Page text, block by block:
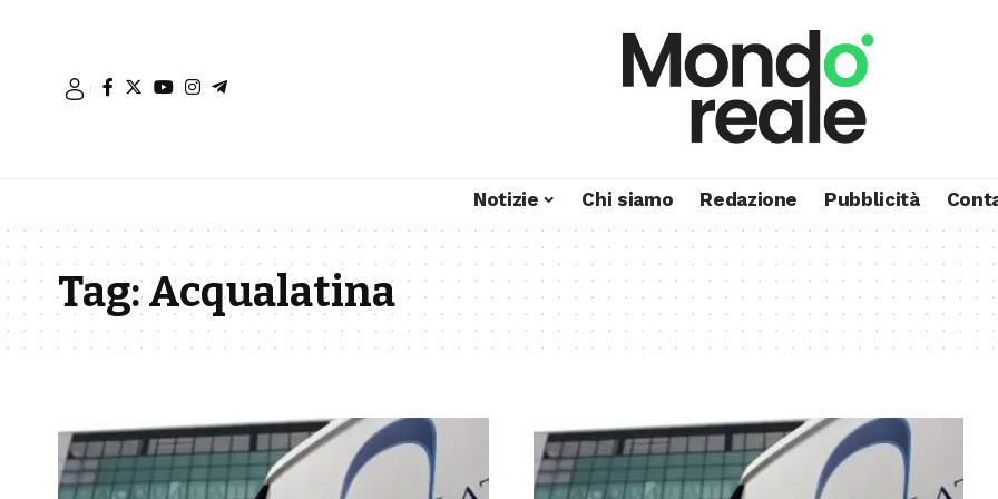
Notizie Chi siamo Redazione Pubblicità
Tag:Acqualatina